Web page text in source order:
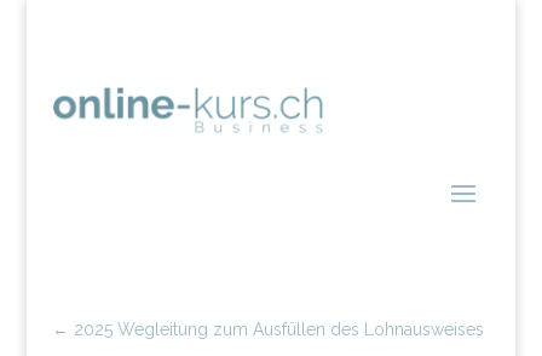
← 2025 Wegleitung zum Ausfüllen des Lohnausweises